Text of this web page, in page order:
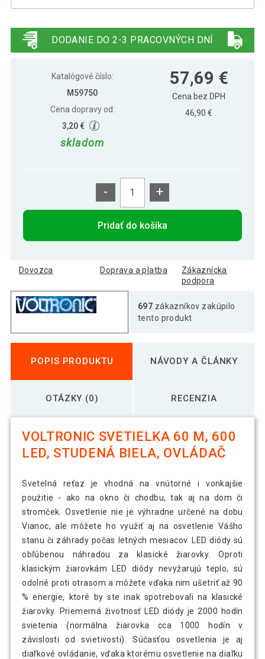
studená biela, zelený kábel
LED,studená biela, zelený kábel
29,09 €
VOLTRONIC Vianočná reťaz 10 m,100
LED,studene biela+ovládač
DODANIE DO 2-3 PRACOVNÝCH DNÍ
Katalógové číslo:
M59750
Cena dopravy od:
3,20 €
skladom
57,69 €
Cena bez DPH
46,90 €
- +
Pridať do košíka
Dovozca Doprava a platba
Zákaznícka
podpora
697 zákazníkov zakúpilo
tento produkt
POPIS PRODUKTU NÁVODY A ČLÁNKY
OTÁZKY (0) RECENZIA
VOLTRONIC SVETIELKA 60 M, 600
LED, STUDENÁ BIELA, OVLÁDAČ
Svetelná reťaz je vhodná na vnútorné i vonkajšie
použitie - ako na okno či chodbu, tak aj na dom či
stromček. Osvetlenie nie je výhradne určené na dobu
Vianoc, ale môžete ho využiť aj na osvetlenie Vášho
stanu či záhrady počas letných mesiacov. LED diódy sú
obľúbenou náhradou za klasické žiarovky. Oproti
klasickým žiarovkám LED diódy nevyžarujú teplo, sú
odolné proti otrasom a môžete vďaka nim ušetriť až 90
% energie, ktoré by ste inak spotrebovali na klasické
žiarovky. Priemerná životnosť LED diódy je 2000 hodín
svietenia (normálna žiarovka cca 1000 hodín v
závislosti od svietivosti). Súčasťou osvetlenia je aj
diaľkové ovládanie, vďaka ktorému osvetlenie na diaľku